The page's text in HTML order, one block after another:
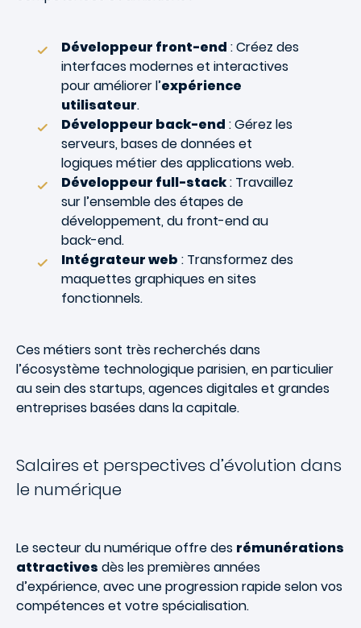
Développeur front-end : Créez des
interfaces modernes et interactives
pour améliorer l’expérience
utilisateur.
Développeur back-end : Gérez les
serveurs, bases de données et
logiques métier des applications web.
Développeur full-stack: Travaillez
sur l’ensemble des étapes de
développement, du front-end au
back-end.
Intégrateur web : Transformez des
maquettes graphiques en sites
fonctionnels.
Ces métiers sont très recherchés dans
l’écosystème technologique parisien, en particulier
au sein des startups, agences digitales et grandes
entreprises basées dans la capitale.
Salaires et perspectives d’évolution dans
le numérique
Le secteur du numérique offre des rémunérations
attractives dès les premières années
d’expérience, avec une progression rapide selon vos
compétences et votre spécialisation.